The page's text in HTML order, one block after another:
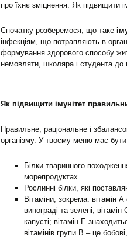
про їхнє зміцнення. Як підвищити
Спочатку розберемося, що таке
інфекціям, що потрапляють в
формування здорового способу
немовляти, школяра і студента до
Як підвищити імунітет
Правильне, раціональне і
організму. У твоєму меню має бути
Білки тваринного
морепродуктах.
Рослинні білки, які
Вітаміни, зокрема: вітамін
винограді та зелені;
капусті; вітамін Е
вітамінів групи В – це